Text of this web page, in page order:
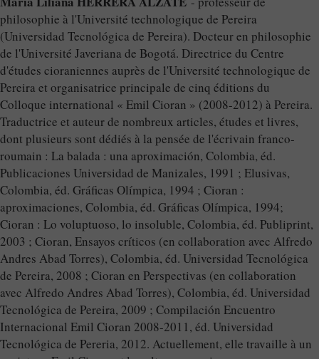
philosophie à l'Université technologique de Pereira
(Universidad Tecnológica de Pereira). Docteur en philosophie
de l'Université Javeriana de Bogotá. Directrice du Centre
d'études cioraniennes auprès de l'Université technologique de
Pereira et organisatrice principale de cinq éditions du
Colloque international « Emil Cioran » (2008-2012) à Pereira.
Traductrice et auteur de nombreux articles, études et livres,
dont plusieurs sont dédiés à la pensée de l'écrivain franco-
roumain : La balada : una aproximación, Colombia, éd.
Publicaciones Universidad de Manizales, 1991 ; Elusivas,
Colombia, éd. Gráficas Olímpica, 1994 ; Cioran :
aproximaciones, Colombia, éd. Gráficas Olímpica, 1994;
Cioran : Lo voluptuoso, lo insoluble, Colombia, éd. Publiprint,
2003 ; Cioran, Ensayos críticos (en collaboration avec Alfredo
Andres Abad Torres), Colombia, éd. Universidad Tecnológica
de Pereira, 2008 ; Cioran en Perspectivas (en collaboration
avec Alfredo Andres Abad Torres), Colombia, éd. Universidad
Tecnológica de Pereira, 2009 ; Compilación Encuentro
Internacional Emil Cioran 2008-2011, éd. Universidad
Tecnológica de Pereria, 2012. Actuellement, elle travaille à un